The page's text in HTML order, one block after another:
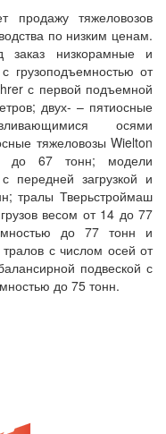
продажу тяжеловозов
по низким ценам.
низкорамные и
грузоподъемностью от
с первой подъемной
двух- – пятиосные
осями
тяжеловозы Wielton
до 67 тонн; модели
передней загрузкой и
тралы Тверьстроймаш
весом от 14 до 77
до 77 тонн и
с числом осей от
подвеской с
до 75 тонн.